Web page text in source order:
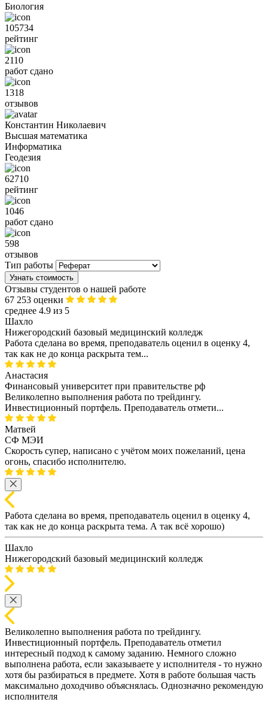
Биология
105734
рейтинг
2110
работ сдано
1318
отзывов
Константин Николаевич
Высшая математика
Информатика
Геодезия
62710
рейтинг
1046
работ сдано
598
отзывов
Тип работы
Узнать стоимость
Отзывы студентов о нашей работе
67 253 оценки
среднее 4.9 из 5
Шахло
Нижегородский базовый медицинский колледж
Работа сделана во время, преподаватель оценил в оценку 4,
так как не до конца раскрыта тем...
Анастасия
Финансовый университет при правительстве рф
Великолепно выполнения работа по трейдингу.
Инвестиционный портфель. Преподаватель отмети...
Матвей
СФ МЭИ
Скорость супер, написано с учётом моих пожеланий, цена
огонь, спасибо исполнителю.
Работа сделана во время, преподаватель оценил в оценку 4,
так как не до конца раскрыта тема. А так всё хорошо)
Шахло
Нижегородский базовый медицинский колледж
Великолепно выполнения работа по трейдингу.
Инвестиционный портфель. Преподаватель отметил
интересный подход к самому заданию. Немного сложно
выполнена работа, если заказываете у исполнителя - то нужно
хотя бы разбираться в предмете. Хотя в работе большая часть
максимально доходчиво объяснялась. Однозначно рекомендую
исполнителя